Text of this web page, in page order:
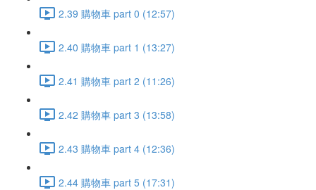
2.39 購物車 part 0 (12:57)
2.40 購物車 part 1 (13:27)
2.41 購物車 part 2 (11:26)
2.42 購物車 part 3 (13:58)
2.43 購物車 part 4 (12:36)
2.44 購物車 part 5 (17:31)